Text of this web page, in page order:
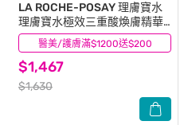
醫美/護膚滿$1200送$200
LA ROCHE-POSAY 理膚寶水
理膚寶水極效三重酸煥膚精華
30ml
$1,467
$1,630
(12)